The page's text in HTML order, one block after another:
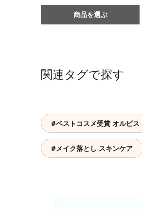
商品を選ぶ
関連タグで探す
#ベストコスメ受賞 オルビス
#メイク落とし スキンケア